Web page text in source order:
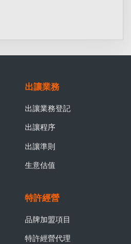
出讓業務
出讓業務登記
出讓程序
出讓準則
生意估值
特許經營
品牌加盟項目
特許經營代理